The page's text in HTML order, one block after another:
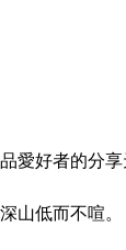
愛好者的分享
山低而不喧。